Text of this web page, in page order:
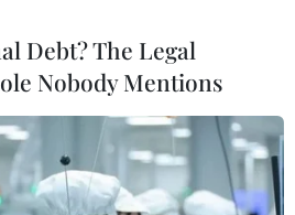
Debt? The Legal
Nobody Mentions